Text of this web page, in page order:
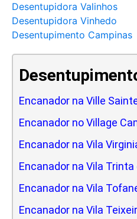
Desentupidora Valinhos
Desentupidora Vinhedo
Desentupimento Campinas
Encanador na Ville
Encanador no Village
Encanador na Vila
Encanador na Vila
Encanador na Vila
Encanador na Vila